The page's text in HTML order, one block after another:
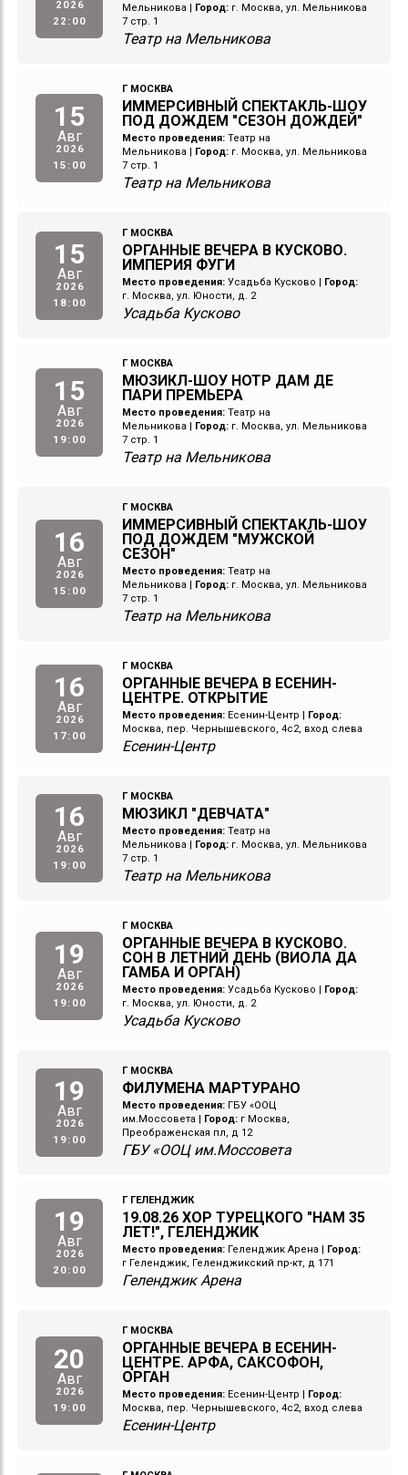
2026
22:00
Мельникова
Город: г. Москва, ул. Мельникова
7 стр. 1
Театр на Мельникова
15
Авг
2026
15:00
Г МОСКВА
ИММЕРСИВНЫЙ СПЕКТАКЛЬ-ШОУ
ПОД ДОЖДЕМ "СЕЗОН ДОЖДЕЙ"
Место проведения: Театр на
Мельникова
Город: г. Москва, ул. Мельникова
7 стр. 1
Театр на Мельникова
15
Авг
2026
18:00
Г МОСКВА
ОРГАННЫЕ ВЕЧЕРА В КУСКОВО.
ИМПЕРИЯ ФУГИ
Место проведения: Усадьба Кусково
Город:
г. Москва, ул. Юности, д. 2
Усадьба Кусково
15
Авг
2026
19:00
Г МОСКВА
МЮЗИКЛ-ШОУ НОТР ДАМ ДЕ
ПАРИ ПРЕМЬЕРА
Место проведения: Театр на
Мельникова
Город: г. Москва, ул. Мельникова
7 стр. 1
Театр на Мельникова
16
Авг
2026
15:00
Г МОСКВА
ИММЕРСИВНЫЙ СПЕКТАКЛЬ-ШОУ
ПОД ДОЖДЕМ "МУЖСКОЙ
СЕЗОН"
Место проведения: Театр на
Мельникова
Город: г. Москва, ул. Мельникова
7 стр. 1
Театр на Мельникова
16
Авг
2026
17:00
Г МОСКВА
ОРГАННЫЕ ВЕЧЕРА В ЕСЕНИН-
ЦЕНТРЕ. ОТКРЫТИЕ
Место проведения: Есенин-Центр
Город:
Москва, пер. Чернышевского, 4с2, вход слева
Есенин-Центр
16
Авг
2026
19:00
Г МОСКВА
МЮЗИКЛ "ДЕВЧАТА"
Место проведения: Театр на
Мельникова
Город: г. Москва, ул. Мельникова
7 стр. 1
Театр на Мельникова
19
Авг
2026
19:00
Г МОСКВА
ОРГАННЫЕ ВЕЧЕРА В КУСКОВО.
СОН В ЛЕТНИЙ ДЕНЬ (ВИОЛА ДА
ГАМБА И ОРГАН)
Место проведения: Усадьба Кусково
Город:
г. Москва, ул. Юности, д. 2
Усадьба Кусково
19
Авг
2026
19:00
Г МОСКВА
ФИЛУМЕНА МАРТУРАНО
Место проведения: ГБУ «ООЦ
им.Моссовета
Город: г Москва,
Преображенская пл, д 12
ГБУ «ООЦ им.Моссовета
19
Авг
2026
20:00
Г ГЕЛЕНДЖИК
19.08.26 ХОР ТУРЕЦКОГО "НАМ 35
ЛЕТ!", ГЕЛЕНДЖИК
Место проведения: Геленджик Арена
Город:
г Геленджик, Геленджикский пр-кт, д 171
Геленджик Арена
20
Авг
2026
19:00
Г МОСКВА
ОРГАННЫЕ ВЕЧЕРА В ЕСЕНИН-
ЦЕНТРЕ. АРФА, САКСОФОН,
ОРГАН
Место проведения: Есенин-Центр
Город:
Москва, пер. Чернышевского, 4с2, вход слева
Есенин-Центр